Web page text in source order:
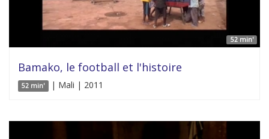
52 min'
Bamako, le football et l'histoire
52 min' | Mali | 2011